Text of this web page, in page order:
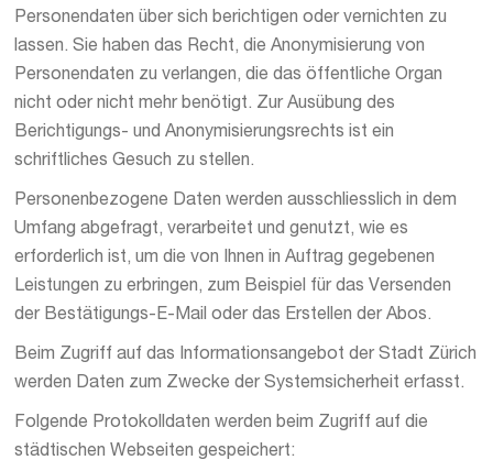
Personendaten über sich berichtigen oder vernichten zu
lassen. Sie haben das Recht, die Anonymisierung von
Personendaten zu verlangen, die das öffentliche Organ
nicht oder nicht mehr benötigt. Zur Ausübung des
Berichtigungs- und Anonymisierungsrechts ist ein
schriftliches Gesuch zu stellen.
Personenbezogene Daten werden ausschliesslich in dem
Umfang abgefragt, verarbeitet und genutzt, wie es
erforderlich ist, um die von Ihnen in Auftrag gegebenen
Leistungen zu erbringen, zum Beispiel für das Versenden
der Bestätigungs-E-Mail oder das Erstellen der Abos.
Beim Zugriff auf das Informationsangebot der Stadt Zürich
werden Daten zum Zwecke der Systemsicherheit erfasst.
Folgende Protokolldaten werden beim Zugriff auf die
städtischen Webseiten gespeichert: